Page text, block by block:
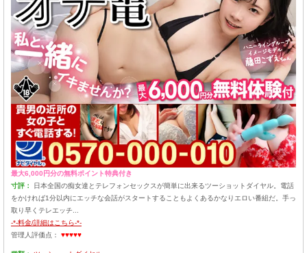
最大6,000円分の無料ポイント特典付き
寸評：
日本全国の痴女達とテレフォンセックスが簡単に出来るツーショットダイヤル。電話
をかければ1分以内にエッチな会話がスタートすることもよくあるかなりエロい番組だ。手っ
取り早くテレエッチ...
-*-料金/詳細はこちら-*-
管理人評価点： ♥♥♥♥♥